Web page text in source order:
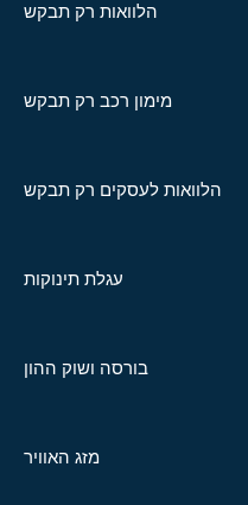
הלוואות רק תבקש
מימון רכב רק תבקש
הלוואות לעסקים רק תבקש
עגלת תינוקות
בורסה ושוק ההון
מזג האוויר